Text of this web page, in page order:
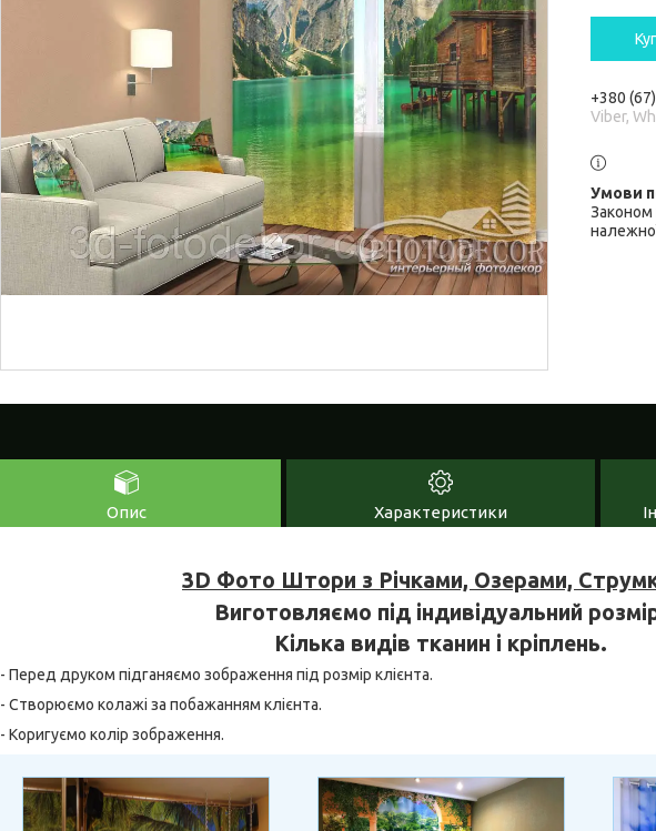
+380
Viber,
Законом
Опис Характеристики
3D Фото Штори з Річками, Озерами,
Виготовляємо під індивідуальний
Кілька видів тканин і кріплень.
- Перед друком підганяємо зображення під розмір клієнта.
- Створюємо колажі за побажанням клієнта.
- Коригуємо колір зображення.